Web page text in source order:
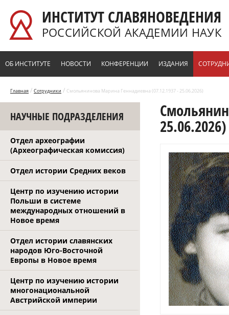
ИНСТИТУТ СЛАВЯНОВЕДЕНИЯ
РОССИЙСКОЙ АКАДЕМИИ НАУК
ОБ ИНСТИТУТЕ НОВОСТИ КОНФЕРЕНЦИИ ИЗДАНИЯ
Главная / Сотрудники / Смольянинова Марина Геннадиевна (07.12.1937 - 25.06.2026)
НАУЧНЫЕ ПОДРАЗДЕЛЕНИЯ
Отдел археографии
(Археографическая комиссия)
Отдел истории Средних веков
Центр по изучению истории
Польши в системе
международных отношений в
Новое время
Отдел истории славянских
народов Юго-Восточной
Европы в Новое время
Центр по изучению истории
многонациональной
Австрийской империи
25.06.2026)